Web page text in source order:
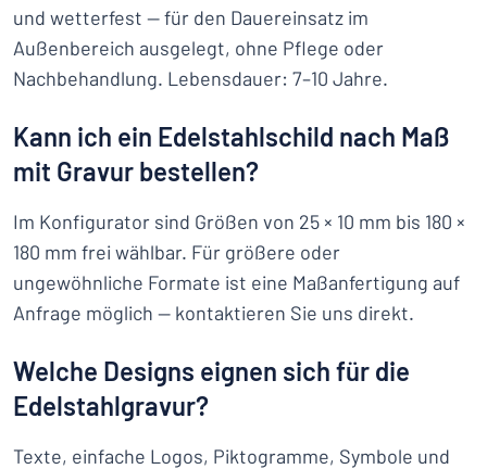
und wetterfest — für den Dauereinsatz im
Außenbereich ausgelegt, ohne Pflege oder
Nachbehandlung. Lebensdauer: 7–10 Jahre.
Kann ich ein Edelstahlschild nach Maß
mit Gravur bestellen?
Im Konfigurator sind Größen von 25 × 10 mm bis 180 ×
180 mm frei wählbar. Für größere oder
ungewöhnliche Formate ist eine Maßanfertigung auf
Anfrage möglich — kontaktieren Sie uns direkt.
Welche Designs eignen sich für die
Edelstahlgravur?
Texte, einfache Logos, Piktogramme, Symbole und